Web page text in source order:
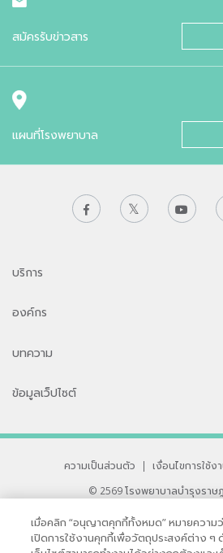
สมัครรับข่าวสาร
แผนที่โรงพยาบาล
บริการ
องค์กร
บทความ
ข้อมูลเว็ปไซต์
ความเป็นส่วนตัว | เงื่อนไขการใช้ง
© 2569 โรงพยาบาลบำรุงราษ
33 สุขุมวิท ซอย 3 เขตวัฒนา กรุงเทพ
หากท่านมีข้อคิดเห็นหรือปัญหาในการ
เมื่อคลิก “อนุญาตคุกกี้ทั้งหมด” หมายความ
เปิดการใช้งานคุกกี้เพื่อวัตถุประสงค์ต่าง ๆ